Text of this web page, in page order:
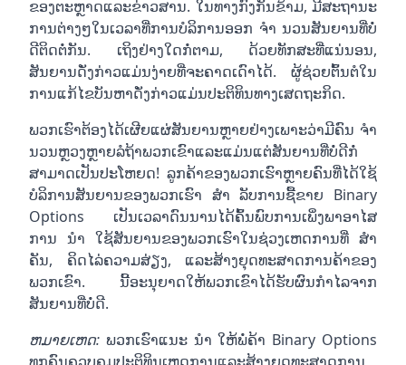
ຂອງຕະຫຼາດແລະຂ່າວສານ. ໃນທາງກົງກັນຂ້າມ, ມີສະຖານະ
ການຕ່າງໆໃນເວລາທີ່ການບໍລິການອອກ ຈຳ ນວນສັນຍານທີ່ບໍ່
ດີຕິດຕໍ່ກັນ. ເຖິງຢ່າງໃດກໍ່ຕາມ, ດ້ວຍທັກສະທີ່ແນ່ນອນ,
ສັນຍານດັ່ງກ່າວແມ່ນງ່າຍທີ່ຈະຄາດເດົາໄດ້. ຜູ້ຊ່ວຍຕົ້ນຕໍໃນ
ການແກ້ໄຂບັນຫາດັ່ງກ່າວແມ່ນປະຕິທິນທາງເສດຖະກິດ.
ພວກເຮົາຕ້ອງໄດ້ເຜີຍແຜ່ສັນຍານຫຼາຍຢ່າງເພາະວ່າມີຄົນ ຈຳ
ນວນຫຼວງຫຼາຍລໍຖ້າພວກເຂົາແລະແມ່ນແຕ່ສັນຍານທີ່ບໍ່ດີກໍ່
ສາມາດເປັນປະໂຫຍດ! ລູກຄ້າຂອງພວກເຮົາຫຼາຍຄົນທີ່ໄດ້ໃຊ້
ບໍລິການສັນຍານຂອງພວກເຮົາ ສຳ ລັບການຊື້ຂາຍ Binary
Options ເປັນເວລາດົນນານໄດ້ຄົ້ນພົບການເພິ່ງພາອາໄສ
ການ ນຳ ໃຊ້ສັນຍານຂອງພວກເຮົາໃນຊ່ວງເຫດການທີ່ ສຳ
ຄັນ, ຄິດໄລ່ຄວາມສ່ຽງ, ແລະສ້າງຍຸດທະສາດການຄ້າຂອງ
ພວກເຂົາ. ນີ້ອະນຸຍາດໃຫ້ພວກເຂົາໄດ້ຮັບຜົນກໍາໄລຈາກ
ສັນຍານທີ່ບໍ່ດີ.
ຫມາຍ​ເຫດ​: ພວກເຮົາແນະ ນຳ ໃຫ້ພໍ່ຄ້າ Binary Options